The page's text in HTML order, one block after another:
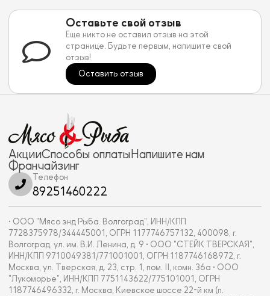
Оставьте свой отзыв
Еще никто не оставил отзыв на этой
странице. Будьте первым, напишите свой
отзыв!
Оставить отзыв
АкцииСпособы оплатыНапишите нам
Франчайзинг
Телефон
89251460222
• ООО "Мясо энд Рыба. Волгоград", ИНН/КПП
7728375978/344445001, ОГРН 1177746757132, 400098, г.
Волгоград, ул. им. В.И. Ленина, д. 9 • ООО "СТЕЙК ТВЕРСКАЯ",
ИНН/КПП 9710049381/771001001, ОГРН 1187746168972, г.
Москва, ул. Тверская, д. 23, стр. 1, пом. II, комн. 36а • ООО
"Лукоморье", ИНН/КПП 7751143622/775101001, ОГРН
1187746496332, г. Москва, Киевское шоссе 22-й км (п.